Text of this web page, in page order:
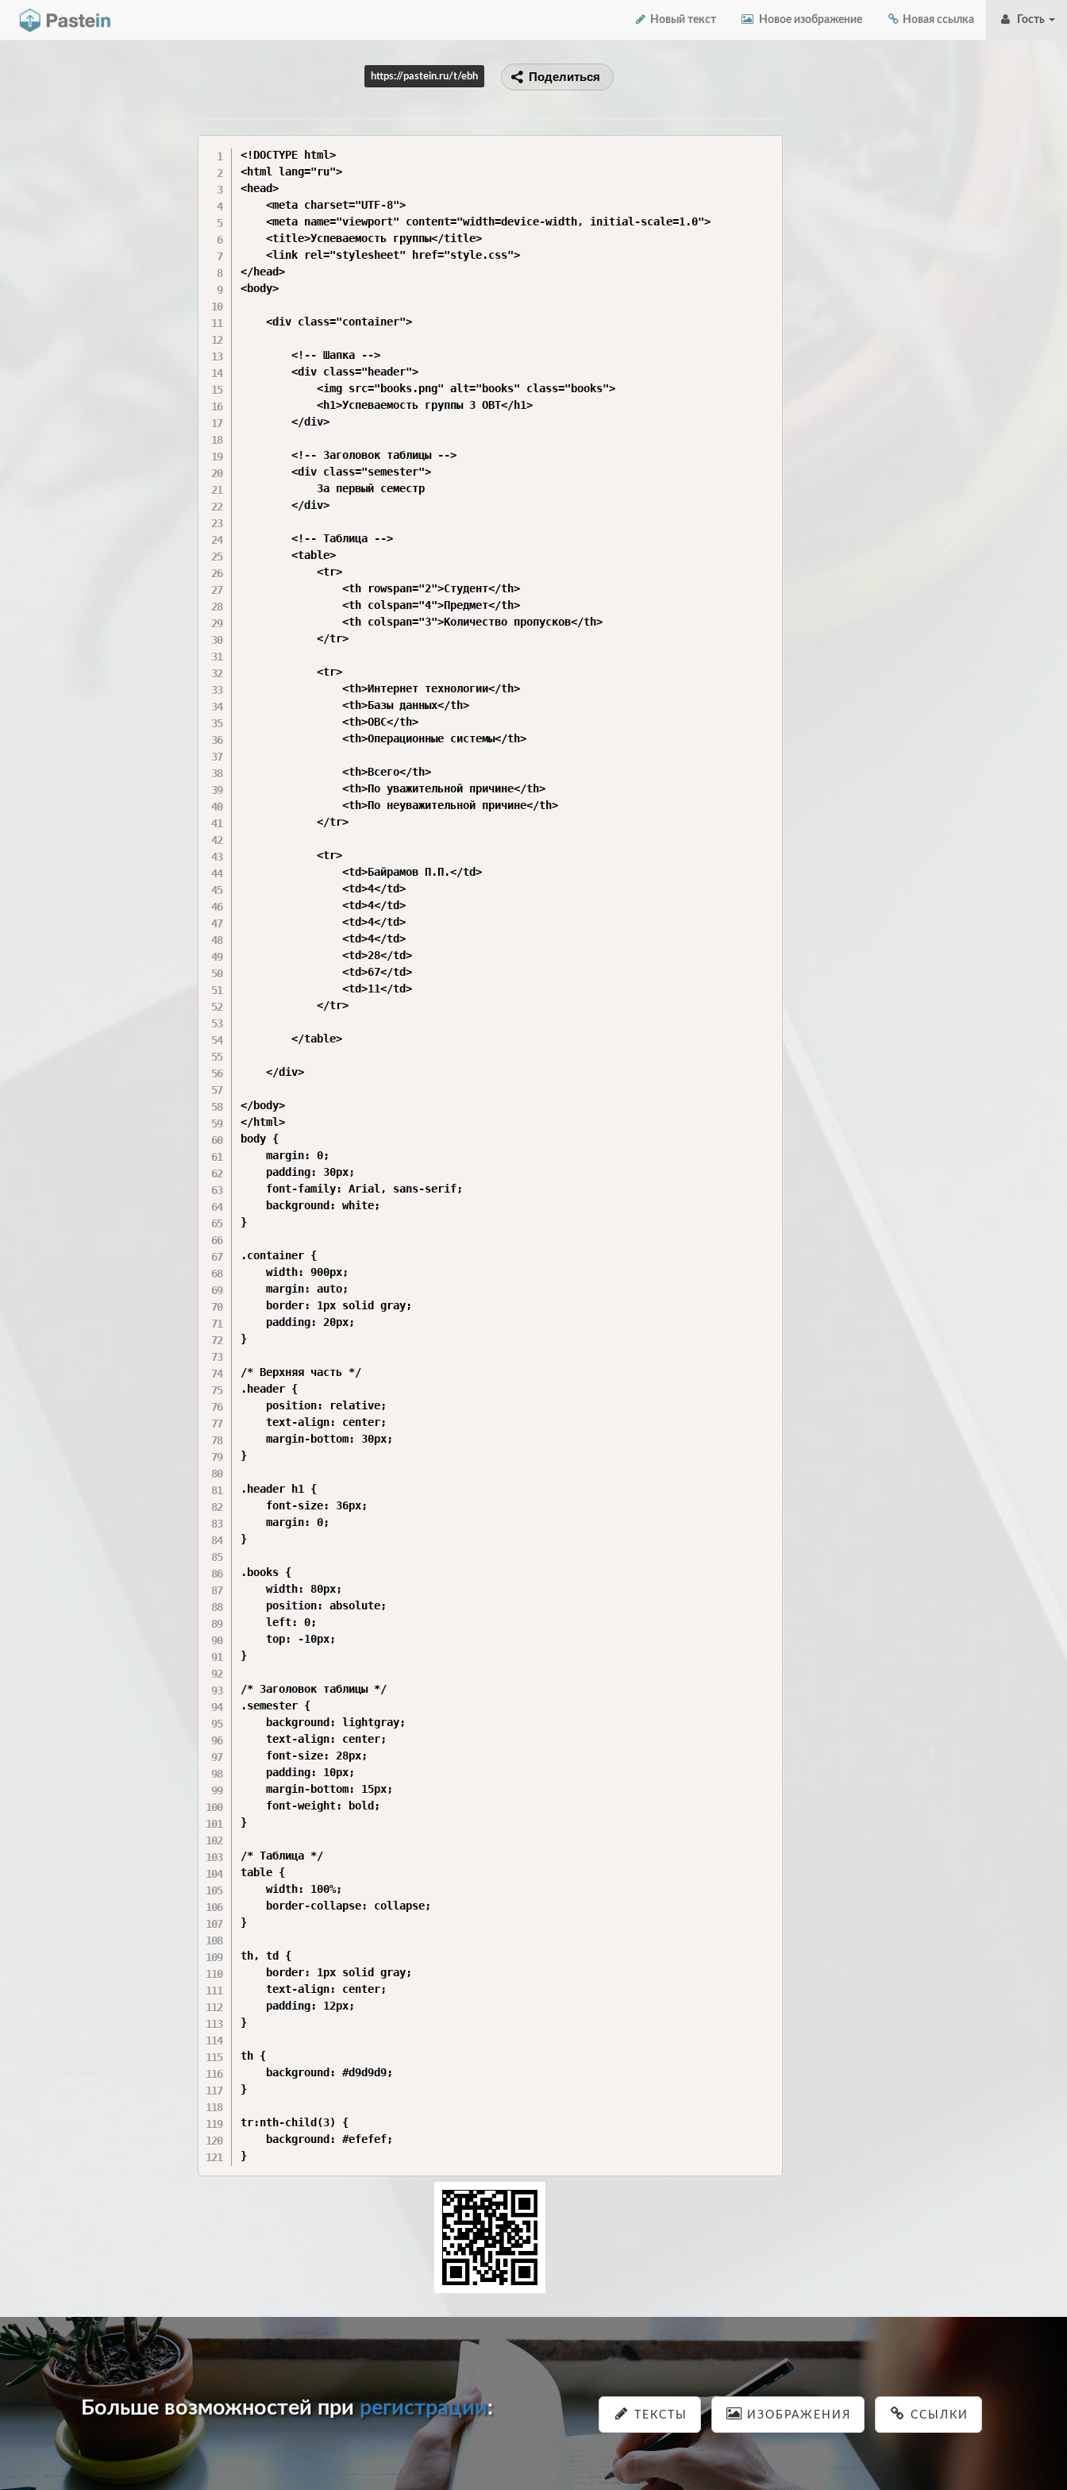
Новый текст Новое изображение Новая ссылка Гость
https://pastein.ru/t/ebh Поделиться
<!DOCTYPE html>
<html lang="ru">
<head>
    <meta charset="UTF-8">
    <meta name="viewport" content="width=device-width, initial-scale=1.0">
    <title>Успеваемость группы</title>
    <link rel="stylesheet" href="style.css">
</head>
<body>
    <div class="container">
        <!-- Шапка -->
        <div class="header">
            <img src="books.png" alt="books" class="books">
            <h1>Успеваемость группы 3 ОВТ</h1>
        </div>
        <!-- Заголовок таблицы -->
        <div class="semester">
            За первый семестр
        </div>
        <!-- Таблица -->
        <table>
            <tr>
                <th rowspan="2">Студент</th>
                <th colspan="4">Предмет</th>
                <th colspan="3">Количество пропусков</th>
            </tr>
            <tr>
                <th>Интернет технологии</th>
                <th>Базы данных</th>
                <th>OBC</th>
                <th>Операционные системы</th>
                <th>Всего</th>
                <th>По уважительной причине</th>
                <th>По неуважительной причине</th>
            </tr>
            <tr>
                <td>Байрамов П.П.</td>
                <td>4</td>
                <td>4</td>
                <td>4</td>
                <td>4</td>
                <td>28</td>
                <td>67</td>
                <td>11</td>
            </tr>
        </table>
    </div>
</body>
</html>
body {
    margin: 0;
    padding: 30px;
    font-family: Arial, sans-serif;
    background: white;
}
.container {
    width: 900px;
    margin: auto;
    border: 1px solid gray;
    padding: 20px;
}
/* Верхняя часть */
.header {
    position: relative;
    text-align: center;
    margin-bottom: 30px;
}
.header h1 {
    font-size: 36px;
    margin: 0;
}
.books {
    width: 80px;
    position: absolute;
    left: 0;
    top: -10px;
}
/* Заголовок таблицы */
.semester {
    background: lightgray;
    text-align: center;
    font-size: 28px;
    padding: 10px;
    margin-bottom: 15px;
    font-weight: bold;
}
/* Таблица */
table {
    width: 100%;
    border-collapse: collapse;
}
th, td {
    border: 1px solid gray;
    text-align: center;
    padding: 12px;
}
th {
    background: #d9d9d9;
}
tr:nth-child(3) {
    background: #efefef;
}
Больше возможностей прирегистрации: ТЕКСТЫ ИЗОБРАЖЕНИЯ ССЫЛКИ